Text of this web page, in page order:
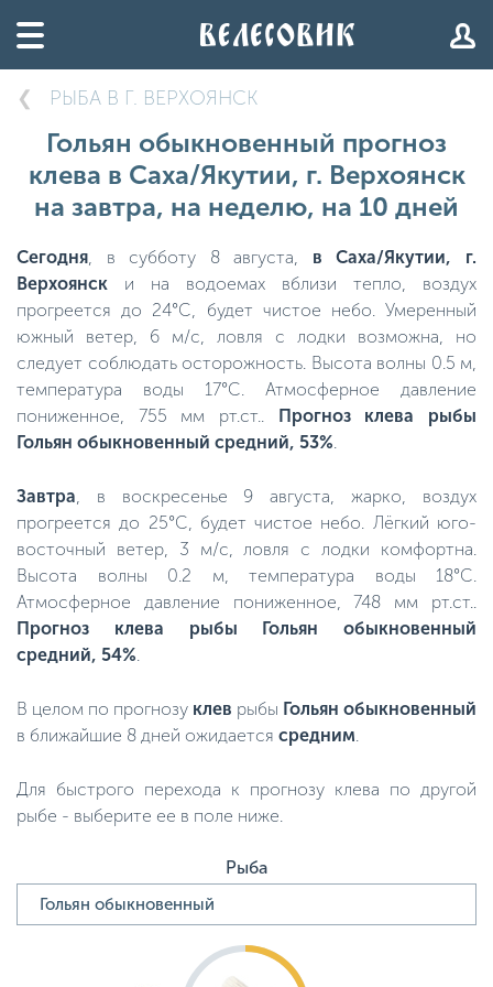
РЫБА В Г. ВЕРХОЯНСК
Гольян обыкновенный прогноз
клева в Саха/Якутии, г. Верхоянск
на завтра, на неделю, на 10 дней
Сегодня, в субботу 8 августа, в Саха/Якутии, г.
Верхоянск и на водоемах вблизи тепло, воздух
прогреется до 24°C, будет чистое небо. Умеренный
южный ветер, 6 м/с, ловля с лодки возможна, но
следует соблюдать осторожность. Высота волны 0.5 м,
температура воды 17°C. Атмосферное давление
пониженное, 755 мм рт.ст.. Прогноз клева рыбы
Гольян обыкновенный средний, 53%.
Завтра, в воскресенье 9 августа, жарко, воздух
прогреется до 25°C, будет чистое небо. Лёгкий юго-
восточный ветер, 3 м/с, ловля с лодки комфортна.
Высота волны 0.2 м, температура воды 18°C.
Атмосферное давление пониженное, 748 мм рт.ст..
Прогноз клева рыбы Гольян обыкновенный
средний, 54%.
В целом по прогнозу клев рыбы Гольян обыкновенный
в ближайшие 8 дней ожидается средним.
Для быстрого перехода к прогнозу клева по другой
рыбе - выберите ее в поле ниже.
Рыба